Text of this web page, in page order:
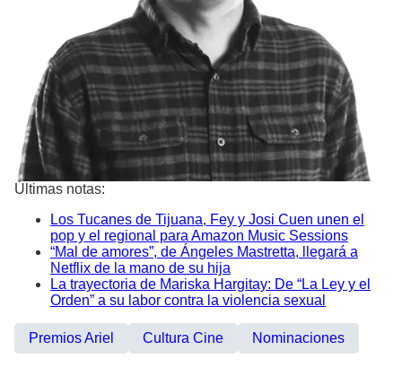
Últimas notas:
Los Tucanes de Tijuana, Fey y Josi Cuen unen el
pop y el regional para Amazon Music Sessions
“Mal de amores”, de Ángeles Mastretta, llegará a
Netflix de la mano de su hija
La trayectoria de Mariska Hargitay: De “La Ley y el
Orden” a su labor contra la violencia sexual
Premios Ariel Cultura Cine Nominaciones